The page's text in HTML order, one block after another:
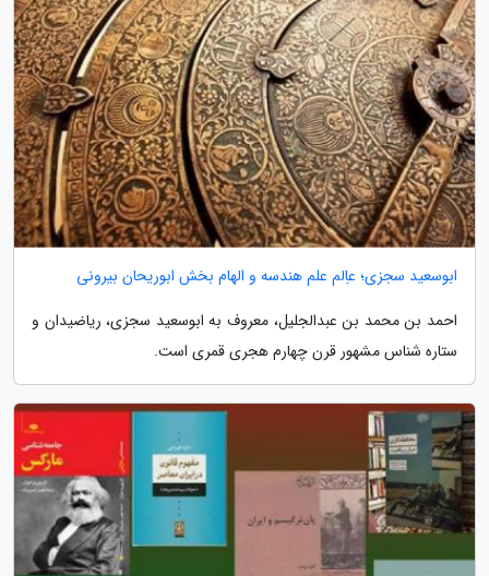
ابوسعید سجزی؛ عاِلم علم هندسه و الهام بخش ابوریحان بیرونی
احمد بن محمد بن عبدالجلیل، معروف به ابوسعید سجزی، ریاضیدان و
ستاره شناس مشهور قرن چهارم هجری قمری است.